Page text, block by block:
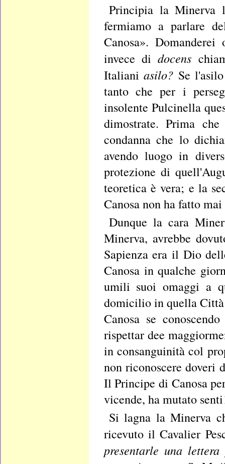
Principia la Minerva
fermiamo a parlare
Canosa».
invece didocens
Italianiasilo? Se
tanto che per i
insolente Pulcinella
dimostrate. Prima
condanna che lo
avendo luogo in
protezione di
teoretica è vera; e la
Canosa non ha fatto
Dunque la cara
Minerva, avrebbe
Sapienza era il Dio
Canosa in qualche
umili suoi omaggi a
domicilio in quella
Canosa se
rispettar dee
in consanguinità col
non riconoscere doveri
Il Principe di Canosa
vicende, ha mutato
Si lagna la Minerva
ricevuto il Cavalier
presentarle una